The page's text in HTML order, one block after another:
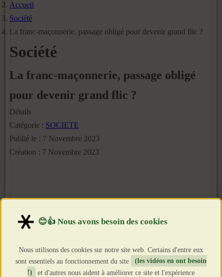
Accueil
Société
La franc-maçonnerie, passage obligé pour devenir grand flic ?
Société
La franc-maçonnerie, passage obligé
pour devenir grand flic ?
Détails
Catégorie : SOCIETE
Publié le : 7 Novembre 2023
Création : 7 Novembre 2023
Nous utilisons des cookies sur notre site web. Certains d'entre eux
sont essentiels au fonctionnement du site
(les vidéos en ont besoin
!)
et d'autres nous aident à améliorer ce site et l'expérience